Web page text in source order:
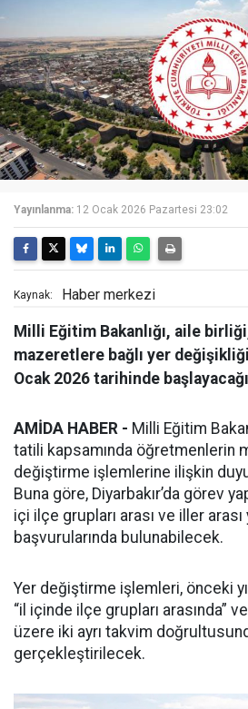
Yayınlanma: 12 Ocak 2026 Pazartesi 23:02
Kaynak: Haber merkezi
Milli Eğitim Bakanlığı, aile
mazeretlere bağlı yer
Ocak 2026 tarihinde
AMİDA HABER - Milli Eğitim
tatili kapsamında öğretmenlerin
değiştirme işlemlerine ilişkin
Buna göre, Diyarbakır’da görev
içi ilçe grupları arası ve iller
başvurularında bulunabilecek.
Yer değiştirme işlemleri, önceki
“il içinde ilçe grupları arasında”
üzere iki ayrı takvim
gerçekleştirilecek.